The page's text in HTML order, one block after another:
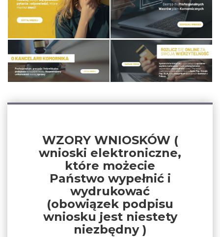
WZORY WNIOSKÓW (
wnioski elektroniczne,
które możecie
Państwo wypełnić i
wydrukować
(obowiązek podpisu
wniosku jest niestety
niezbędny )